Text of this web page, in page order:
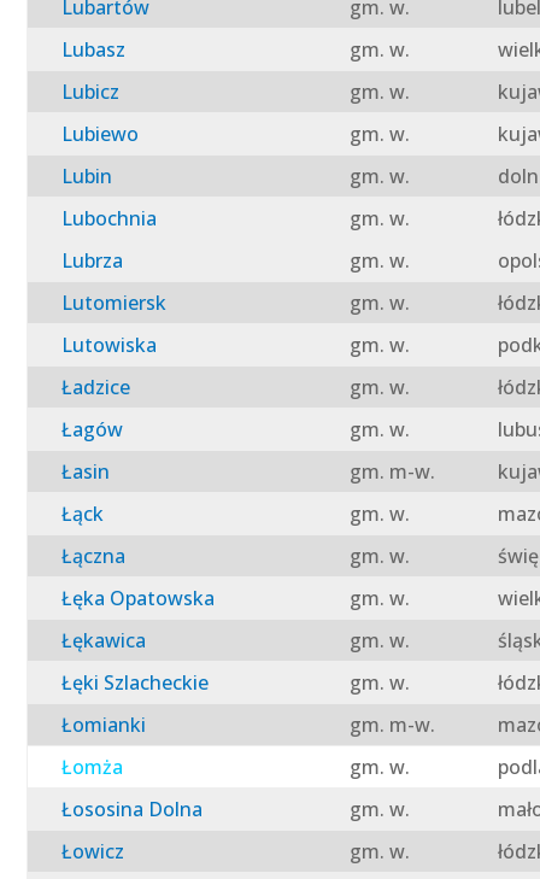
Lubartów gm. w.
Lubasz
gm. w.
Lubicz
gm. w.
Lubiewo
gm. w.
Lubin
gm. w.
Lubochnia
gm. w.
Lubrza
gm. w.
Lutomiersk
gm. w.
Lutowiska
gm. w.
Ładzice
gm. w.
Łagów
gm. w.
Łasin
gm. m-w.
Łąck
gm. w.
Łączna
gm. w.
Łęka Opatowska
gm. w.
Łękawica
gm. w.
Łęki Szlacheckie
gm. w.
Łomianki
gm. m-w.
Łomża
gm. w.
Łososina Dolna
gm. w.
Łowicz
gm. w.